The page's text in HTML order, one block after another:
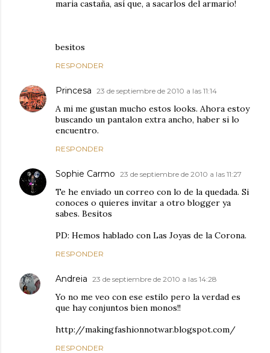
maria castaña, así que, a sacarlos del armario!
besitos
RESPONDER
Princesa 23 de septiembre de 2010 a las 11:14
A mi me gustan mucho estos looks. Ahora estoy
buscando un pantalon extra ancho, haber si lo
encuentro.
RESPONDER
Sophie Carmo 23 de septiembre de 2010 a las 11:27
Te he enviado un correo con lo de la quedada. Si
conoces o quieres invitar a otro blogger ya
sabes. Besitos
PD: Hemos hablado con Las Joyas de la Corona.
RESPONDER
Andreia 23 de septiembre de 2010 a las 14:28
Yo no me veo con ese estilo pero la verdad es
que hay conjuntos bien monos!!
http://makingfashionnotwar.blogspot.com/
RESPONDER